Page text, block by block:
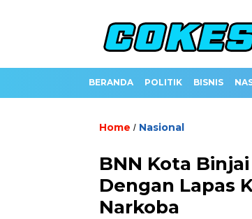
BERANDA POLITIK BISNIS
Home / Nasional
BNN Kota
Dengan Lapas
Narkoba